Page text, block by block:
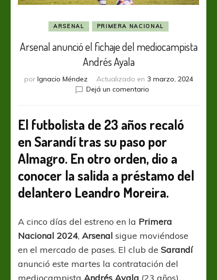
ARSENAL PRIMERA NACIONAL
Arsenal anunció el fichaje del mediocampista
Andrés Ayala
por Ignacio Méndez Actualizado en 3 marzo, 2024
Dejá un comentarioen
fichaje
del
mediocampista
Andrés
El futbolista de 23 años recaló
en Sarandí tras su paso por
Almagro. En otro orden, dio a
conocer la salida a préstamo del
delantero Leandro Moreira.
A cinco días del estreno en la Primera
Nacional 2024,Arsenal sigue moviéndose
en el mercado de pases. El club deSarandí
anunció este martes la contratación del
mediocampistaAndrés Ayala (23 años),